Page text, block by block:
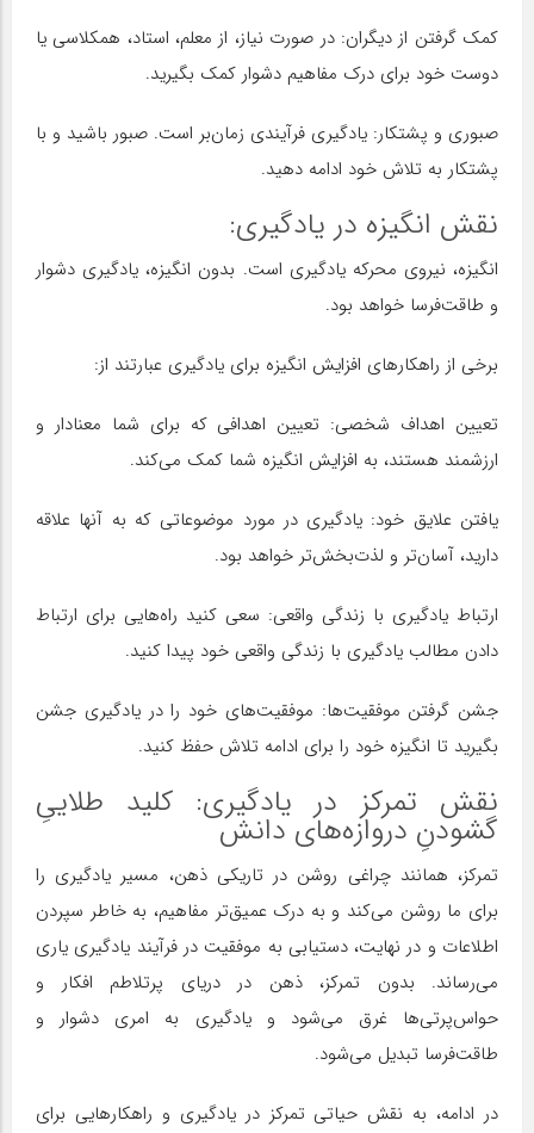
کمک گرفتن از دیگران: در صورت نیاز، از معلم، استاد، همکلاسی یا
دوست خود برای درک مفاهیم دشوار کمک بگیرید.
صبوری و پشتکار: یادگیری فرآیندی زمان‌بر است. صبور باشید و با
پشتکار به تلاش خود ادامه دهید.
نقش انگیزه در یادگیری:
انگیزه، نیروی محرکه یادگیری است. بدون انگیزه، یادگیری دشوار
و طاقت‌فرسا خواهد بود.
برخی از راهکارهای افزایش انگیزه برای یادگیری عبارتند از:
تعیین اهداف شخصی: تعیین اهدافی که برای شما معنادار و
ارزشمند هستند، به افزایش انگیزه شما کمک می‌کند.
یافتن علایق خود: یادگیری در مورد موضوعاتی که به آنها علاقه
دارید، آسان‌تر و لذت‌بخش‌تر خواهد بود.
ارتباط یادگیری با زندگی واقعی: سعی کنید راه‌هایی برای ارتباط
دادن مطالب یادگیری با زندگی واقعی خود پیدا کنید.
جشن گرفتن موفقیت‌ها: موفقیت‌های خود را در یادگیری جشن
بگیرید تا انگیزه خود را برای ادامه تلاش حفظ کنید.
نقش تمرکز در یادگیری: کلید طلاییِ
گشودنِ دروازه‌های دانش
تمرکز، همانند چراغی روشن در تاریکی ذهن، مسیر یادگیری را
برای ما روشن می‌کند و به درک عمیق‌تر مفاهیم، به خاطر سپردن
اطلاعات و در نهایت، دستیابی به موفقیت در فرآیند یادگیری یاری
می‌رساند. بدون تمرکز، ذهن در دریای پرتلاطم افکار و
حواس‌پرتی‌ها غرق می‌شود و یادگیری به امری دشوار و
طاقت‌فرسا تبدیل می‌شود.
در ادامه، به نقش حیاتی تمرکز در یادگیری و راهکارهایی برای